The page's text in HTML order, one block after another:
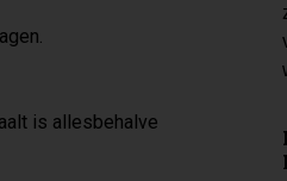
is allesbehalve